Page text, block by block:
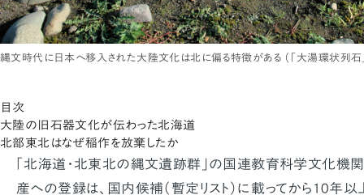
縄文時代に日本へ移入された大陸文化は北に偏る特徴がある （「大湯環状列石
目次
大陸の旧石器文化が伝わった北海道
北部東北はなぜ稲作を放棄したか
「北海道・北東北の縄文遺跡群」の国連教育科学文化機関
産への登録は、国内候補（暫定リスト）に載ってから10年以